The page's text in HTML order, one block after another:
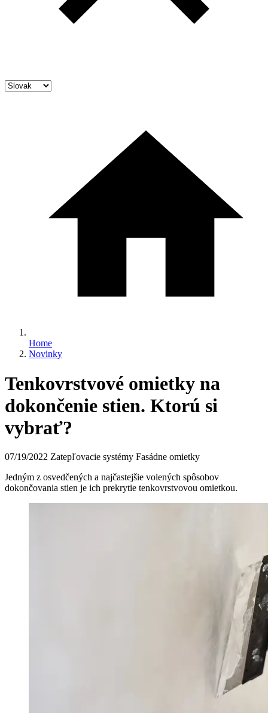
Home
Novinky
Tenkovrstvové omietky na
dokončenie stien. Ktorú si
vybrať?
07/19/2022 Zatepľovacie systémy Fasádne omietky
Jedným z osvedčených a najčastejšie volených spôsobov
dokončovania stien je ich prekrytie tenkovrstvovou omietkou.